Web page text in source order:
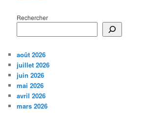
Rechercher
août 2026
juillet 2026
juin 2026
mai 2026
avril 2026
mars 2026